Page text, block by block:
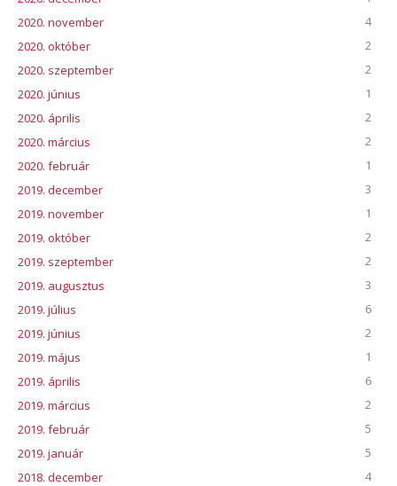
2020. november
4
2020. október
2
2020. szeptember
2
2020. június
1
2020. április
2
2020. március
2
2020. február
1
2019. december
3
2019. november
1
2019. október
2
2019. szeptember
2
2019. augusztus
3
2019. július
6
2019. június
2
2019. május
1
2019. április
6
2019. március
2
2019. február
5
2019. január
5
2018. december
4